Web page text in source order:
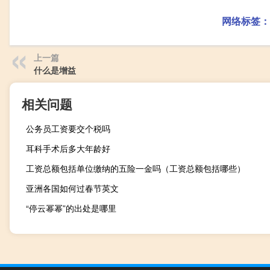
网络标签：
上一篇
什么是增益
相关问题
公务员工资要交个税吗
耳科手术后多大年龄好
工资总额包括单位缴纳的五险一金吗（工资总额包括哪些）
亚洲各国如何过春节英文
“停云幂幂”的出处是哪里